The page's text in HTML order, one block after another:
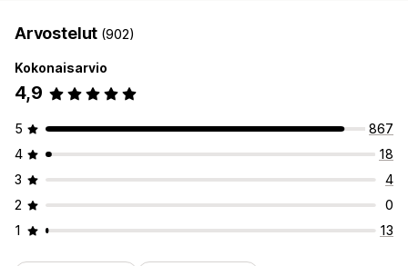
Arvostelut (902)
Kokonaisarvio
4,9
5
867
4
18
3
4
2
0
1
13